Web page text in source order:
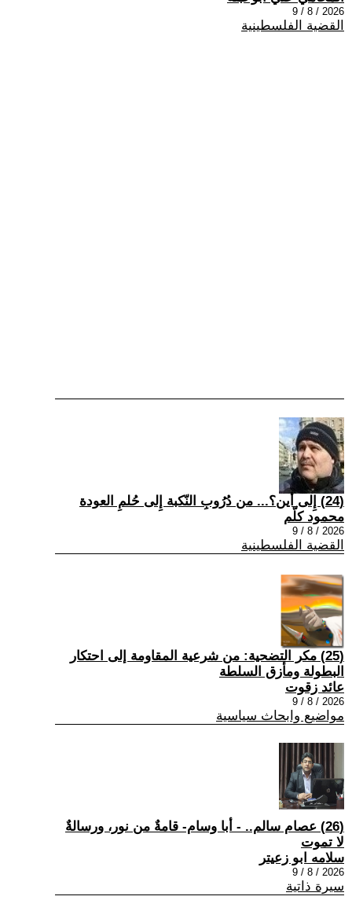
2026 / 8 / 9
القضية الفلسطينية
(24) إِلى أين؟... من دُرُوبِ النّكبة إِلى حُلمِ العودة
محمود كلّم
2026 / 8 / 9
القضية الفلسطينية
(25) مكر التضحية: من شرعية المقاومة إلى احتكار
البطولة ومأزق السلطة
عائد زقوت
2026 / 8 / 9
مواضيع وابحاث سياسية
(26) عصام سالم.. - أبا وسام- قامةٌ من نور، ورسالةٌ
لا تموت
سلامه ابو زعيتر
2026 / 8 / 9
سيرة ذاتية